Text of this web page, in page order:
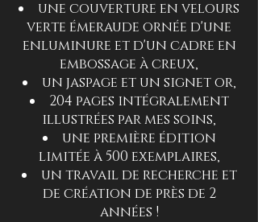
une couverture en velours
verte émeraude ornée d'une
enluminure et d'un cadre en
embossage à creux,
un jaspage et un signet or,
204 pages intégralement
illustrées par mes soins,
une première édition
limitée à 500 exemplaires,
un travail de recherche et
de création de près de 2
années !